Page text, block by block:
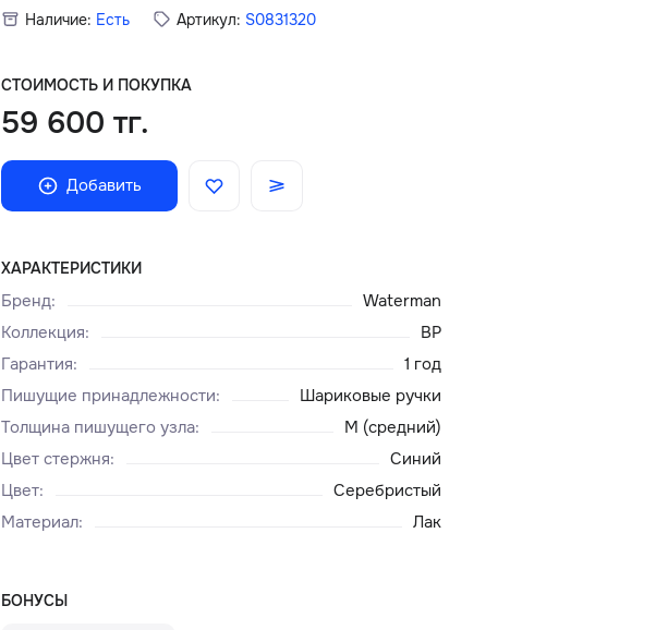
Наличие: Есть Артикул: S0831320
СТОИМОСТЬ И ПОКУПКА
59 600 тг.
Добавить
ХАРАКТЕРИСТИКИ
Бренд:
Waterman
Коллекция:
BP
Гарантия:
1 год
Пишущие принадлежности:
Шариковые ручки
Толщина пишущего узла:
M (средний)
Цвет стержня:
Синий
Цвет:
Серебристый
Материал: Лак
БОНУСЫ
Доставка и оплата
Блог